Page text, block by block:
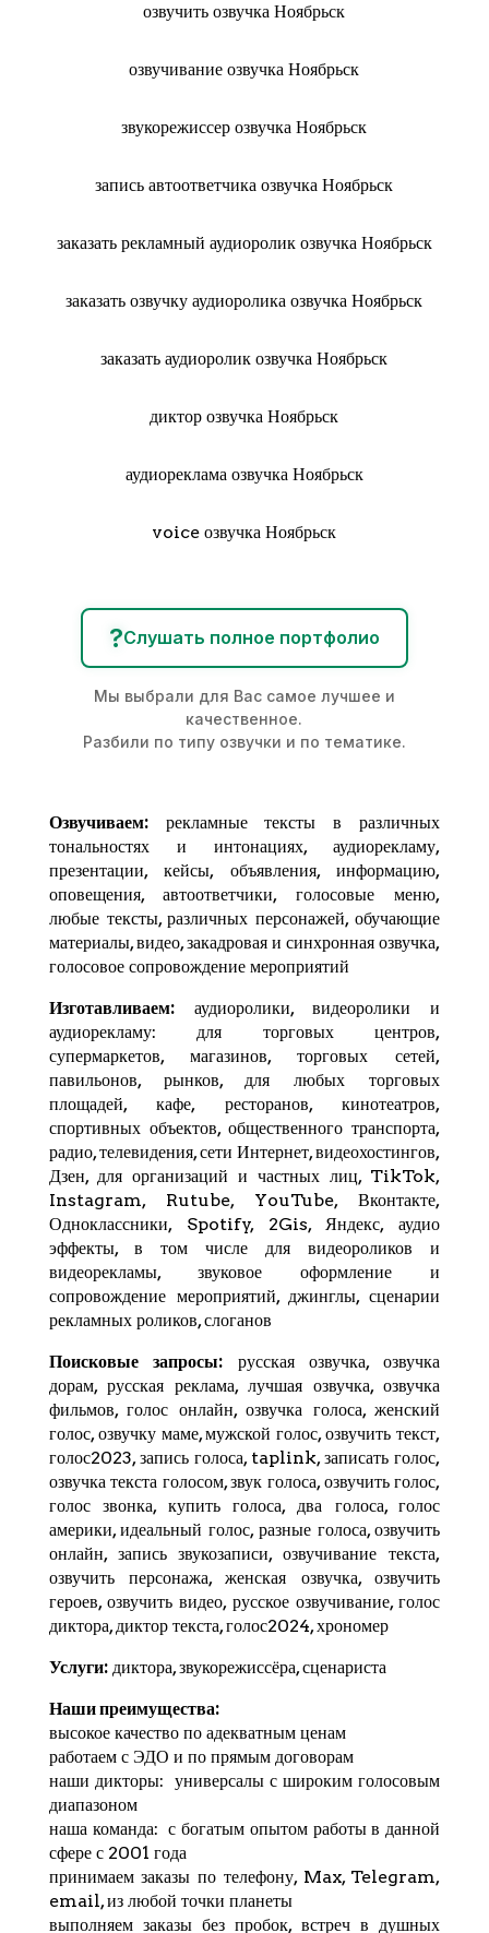
озвучить озвучка Ноябрьск
озвучивание озвучка Ноябрьск
звукорежиссер озвучка Ноябрьск
запись автоответчика озвучка Ноябрьск
заказать рекламный аудиоролик озвучка Ноябрьск
заказать озвучку аудиоролика озвучка Ноябрьск
заказать аудиоролик озвучка Ноябрьск
диктор озвучка Ноябрьск
аудиореклама озвучка Ноябрьск
voice озвучка Ноябрьск
?Слушать полное портфолио
Мы выбрали для Вас самое лучшее и
качественное.
Разбили по типу озвучки и по тематике.
Озвучиваем:рекламные тексты в различных
тональностях и интонациях,аудиорекламу,
презентации, кейсы, объявления, информацию,
оповещения, автоответчики, голосовые меню,
любые тексты, различных персонажей, обучающие
материалы, видео, закадровая и синхронная озвучка,
голосовое сопровождение мероприятий
Изготавливаем:аудиоролики, видеоролики и
аудиорекламу: для торговых центров,
супермаркетов, магазинов, торговых сетей,
павильонов, рынков, для любых торговых
площадей, кафе, ресторанов, кинотеатров,
спортивных объектов, общественного транспорта,
радио, телевидения, сети Интернет, видеохостингов,
Дзен, для организаций и частных лиц, TikTok,
Instagram, Rutube, YouTube,Вконтакте,
Одноклассники, Spotify,2Gis,Яндекс, аудио
эффекты, в том числе для видеороликов и
видеорекламы, звуковое оформление и
сопровождение мероприятий, джинглы, сценарии
рекламных роликов, слоганов
Поисковые запросы:русская озвучка, озвучка
дорам, русская реклама, лучшая озвучка, озвучка
фильмов, голос онлайн, озвучка голоса, женский
голос, озвучку маме, мужской голос, озвучить текст,
голос2023, запись голоса, taplink, записать голос,
озвучка текста голосом, звук голоса, озвучить голос,
голос звонка, купить голоса, два голоса, голос
америки, идеальный голос, разные голоса, озвучить
онлайн, запись звукозаписи, озвучивание текста,
озвучить персонажа, женская озвучка, озвучить
героев, озвучить видео, русское озвучивание, голос
диктора, диктор текста, голос2024,хрономер
Услуги:диктора, звукорежиссёра, сценариста
Наши преимущества:
высокое качество по адекватным ценам
работаем с ЭДО и по прямым договорам
наши дикторы: универсалы с широким голосовым
диапазоном
наша команда: с богатым опытом работы в данной
сфере с 2001 года
принимаем заказы по телефону, Max, Telegram,
email, из любой точки планеты
выполняем заказы без пробок, встреч в душных